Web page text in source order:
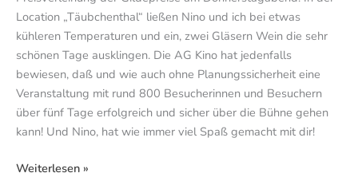
Location „Täubchenthal“ ließen Nino und ich bei etwas
kühleren Temperaturen und ein, zwei Gläsern Wein die sehr
schönen Tage ausklingen. Die AG Kino hat jedenfalls
bewiesen, daß und wie auch ohne Planungssicherheit eine
Veranstaltung mit rund 800 Besucherinnen und Besuchern
über fünf Tage erfolgreich und sicher über die Bühne gehen
kann! Und Nino, hat wie immer viel Spaß gemacht mit dir!
Weiterlesen »